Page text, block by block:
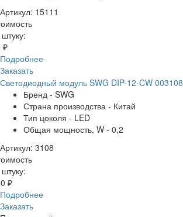
Артикул: 15111
₽
Подробнее
Заказать
Светодиодный модуль SWG DIP-12-CW 003108
Бренд - SWG
Страна производства - Китай
Тип цоколя - LED
Общая мощность, W - 0,2
Артикул: 3108
₽
Подробнее
Заказать